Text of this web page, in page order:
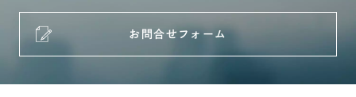
お問合せフォーム